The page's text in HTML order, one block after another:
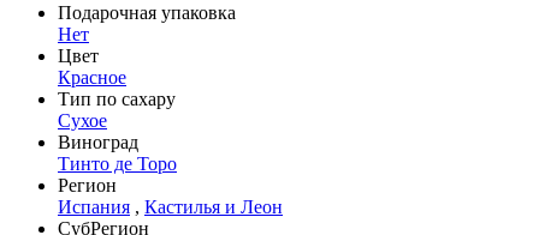
Подарочная упаковка
Нет
Цвет
Красное
Тип по сахару
Сухое
Виноград
Тинто де Торо
Регион
Испания , Кастилья и Леон
СубРегион